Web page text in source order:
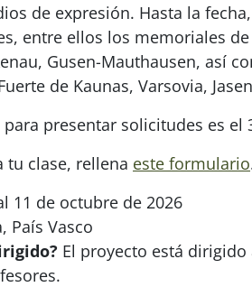
de expresión. Hasta la
entre ellos los memoriales
Gusen-Mauthausen, así
de Kaunas, Varsovia,
presentar solicitudes es el
tu clase, rellena este formulario
11 de octubre de 2026
País Vasco
El proyecto está